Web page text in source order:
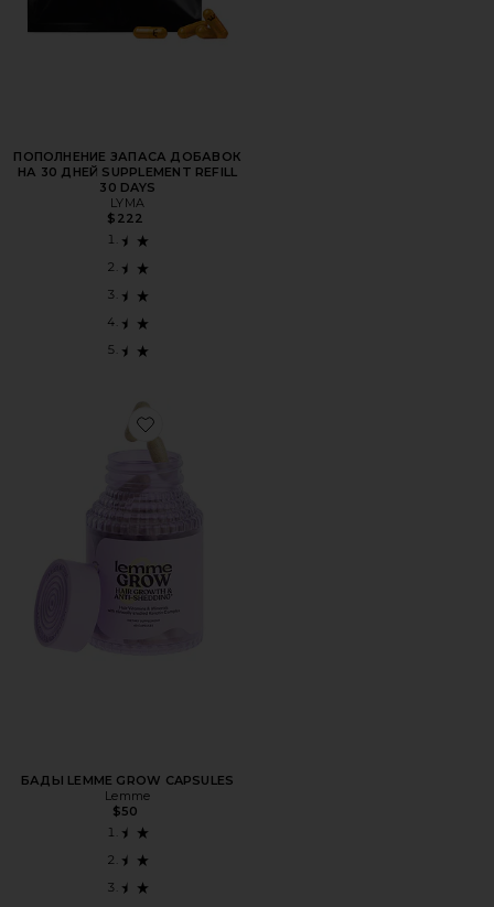
ПОПОЛНЕНИЕ ЗАПАСА ДОБАВОК
НА 30 ДНЕЙ SUPPLEMENT REFILL
30 DAYS
LYMA
$222
Favorite БАДЫ LEMME GROW CAPSULES
БАДЫ LEMME GROW CAPSULES
Lemme
$50